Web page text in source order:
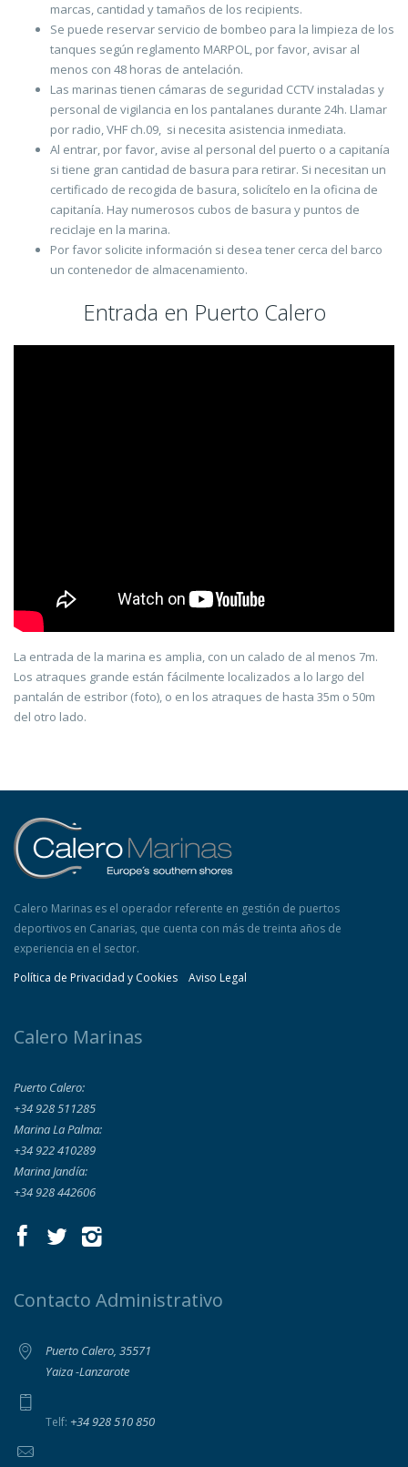
marcas, cantidad y tamaños de los recipients.
Se puede reservar servicio de bombeo para la limpieza de los
tanques según reglamento MARPOL, por favor, avisar al
menos con 48 horas de antelación.
Las marinas tienen cámaras de seguridad CCTV instaladas y
personal de vigilancia en los pantalanes durante 24h. Llamar
por radio, VHF ch.09, si necesita asistencia inmediata.
Al entrar, por favor, avise al personal del puerto o a capitanía
si tiene gran cantidad de basura para retirar. Si necesitan un
certificado de recogida de basura, solicítelo en la oficina de
capitanía. Hay numerosos cubos de basura y puntos de
reciclaje en la marina.
Por favor solicite información si desea tener cerca del barco
un contenedor de almacenamiento.
Entrada en Puerto Calero
La entrada de la marina es amplia, con un calado de al menos 7m.
Los atraques grande están fácilmente localizados a lo largo del
pantalán de estribor (foto), o en los atraques de hasta 35m o 50m
del otro lado.
Calero Marinas es el operador referente en gestión de puertos
deportivos en Canarias, que cuenta con más de treinta años de
experiencia en el sector.
Política de Privacidad y Cookies
Aviso Legal
Calero Marinas
Puerto Calero:
+34 928 511285
Marina La Palma:
+34 922 410289
Marina Jandía:
+34 928 442606
Contacto Administrativo
Puerto Calero, 35571
Yaiza -Lanzarote
Telf: +34 928 510 850